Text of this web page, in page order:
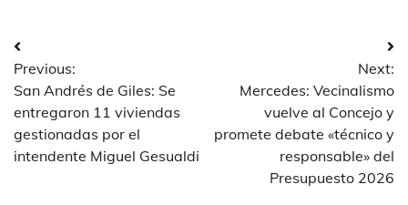
Navegación
de
entradas
Previous:
San Andrés de Giles: Se
entregaron 11 viviendas
gestionadas por el
intendente Miguel Gesualdi
Next:
Mercedes: Vecinalismo
vuelve al Concejo y
promete debate «técnico y
responsable» del
Presupuesto 2026